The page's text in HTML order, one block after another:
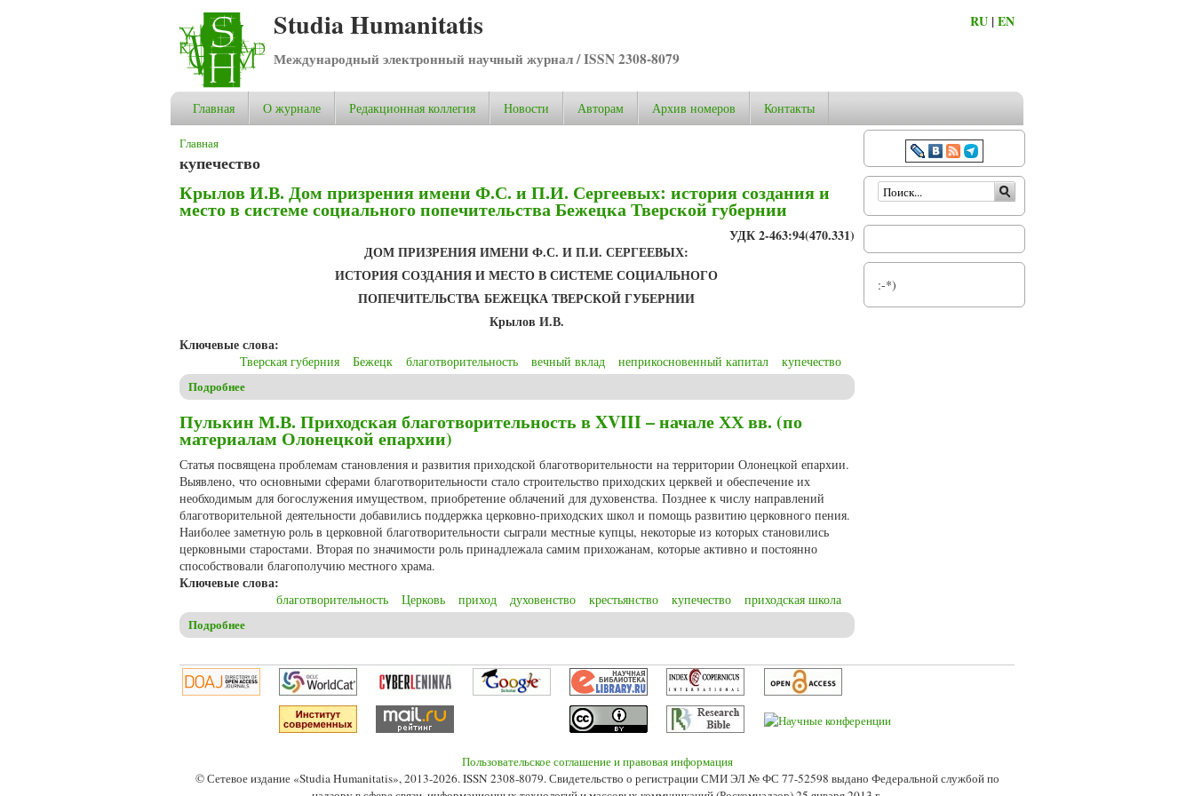
Studia Humanitatis
Международный электронный научный журнал / ISSN 2308-8079
RU |EN
Главная О журнале Редакционная коллегия Новости Авторам Архив номеров Контакты
Вы здесь
Главная
купечество
Крылов И.В. Дом призрения имени Ф.С. и П.И. Сергеевых: история создания и
место в системе социального попечительства Бежецка Тверской губернии
УДК 2-463:94(470.331)
ДОМ ПРИЗРЕНИЯ ИМЕНИ Ф.С. И П.И. СЕРГЕЕВЫХ:
ИСТОРИЯ СОЗДАНИЯ И МЕСТО В СИСТЕМЕ СОЦИАЛЬНОГО
ПОПЕЧИТЕЛЬСТВА БЕЖЕЦКА ТВЕРСКОЙ ГУБЕРНИИ
Крылов И.В.
Ключевые слова:
Тверская губерния Бежецк благотворительность вечный вклад неприкосновенный капитал купечество
Подробнее
Пулькин М.В. Приходская благотворительность в XVIII – начале ХХ вв. (по
материалам Олонецкой епархии)
Статья посвящена проблемам становления и развития приходской благотворительности на территории Олонецкой епархии.
Выявлено, что основными сферами благотворительности стало строительство приходских церквей и обеспечение их
необходимым для богослужения имуществом, приобретение облачений для духовенства. Позднее к числу направлений
благотворительной деятельности добавились поддержка церковно-приходских школ и помощь развитию церковного пения.
Наиболее заметную роль в церковной благотворительности сыграли местные купцы, некоторые из которых становились
церковными старостами. Вторая по значимости роль принадлежала самим прихожанам, которые активно и постоянно
способствовали благополучию местного храма.
Ключевые слова:
благотворительность Церковь приход духовенство крестьянство купечество приходская школа
Подробнее
Форма поиска
:-*)
Пользовательское соглашение и правовая информация
© Сетевое издание «Studia Humanitatis», 2013-2026. ISSN 2308-8079. Свидетельство о регистрации СМИ ЭЛ № ФС 77-52598 выдано Федеральной службой по